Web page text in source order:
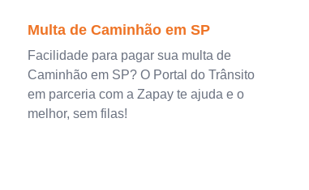
Multa de Caminhão em SP
Facilidade para pagar sua multa de
Caminhão em SP? O Portal do Trânsito
em parceria com a Zapay te ajuda e o
melhor, sem filas!